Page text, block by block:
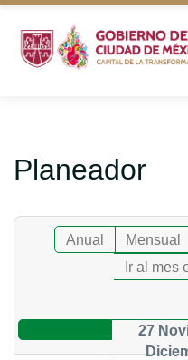
Planeador
Anual Mensual
Ir al mes
27